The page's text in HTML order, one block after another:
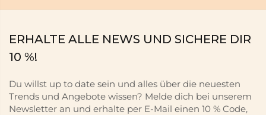
ERHALTE ALLE NEWS UND SICHERE DIR
10 %!
Du willst up to date sein und alles über die neuesten
Trends und Angebote wissen? Melde dich bei unserem
Newsletter an und erhalte per E-Mail einen 10 % Code,